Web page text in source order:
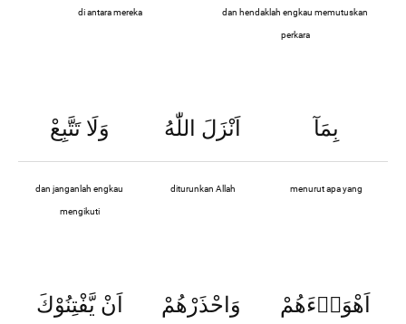
di antara mereka dan hendaklah engkau memutuskan
perkara
وَلَا تَتَّبِعْ اَنْزَلَ اللّٰهُ بِمَآ
dan janganlah engkau
mengikuti
diturunkan Allah menurut apa yang
اَنْ يَّفْتِنُوْكَ وَاحْذَرْهُمْ اَهْوَاۤءَهُمْ